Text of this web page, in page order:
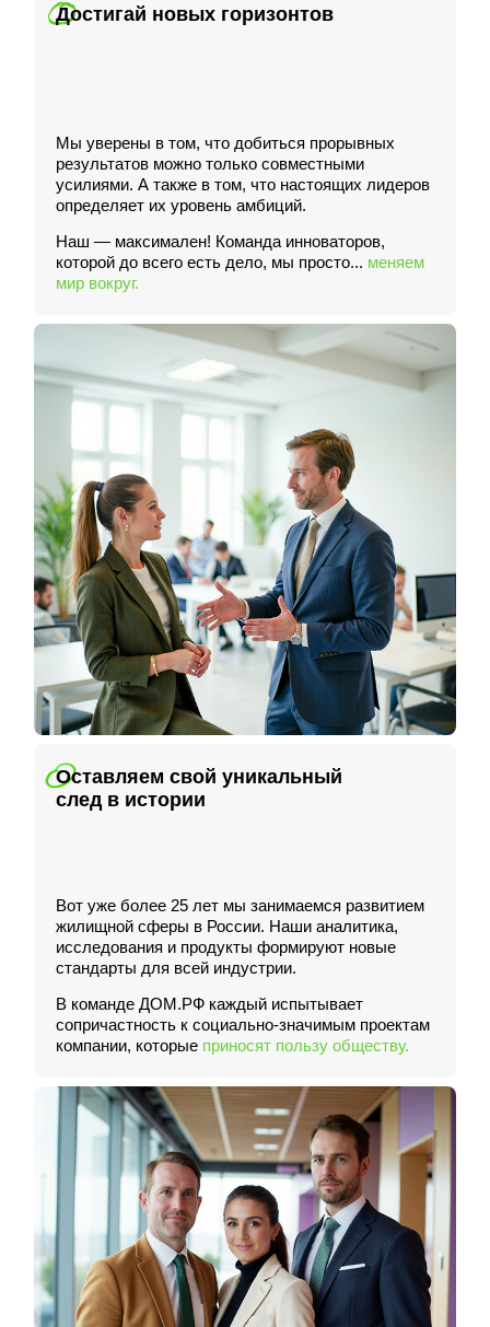
Достигай новых горизонтов
Мы уверены в том, что добиться прорывных
результатов можно только совместными
усилиями. А также в том, что настоящих лидеров
определяет их уровень амбиций.
Наш — максимален! Команда инноваторов,
которой до всего есть дело, мы просто... меняем
мир вокруг.
Оставляем свой уникальный
след в истории
Вот уже более 25 лет мы занимаемся развитием
жилищной сферы в России. Наши аналитика,
исследования и продукты формируют новые
стандарты для всей индустрии.
В команде ДОМ.РФ каждый испытывает
сопричастность к социально-значимым проектам
компании, которые приносят пользу обществу.